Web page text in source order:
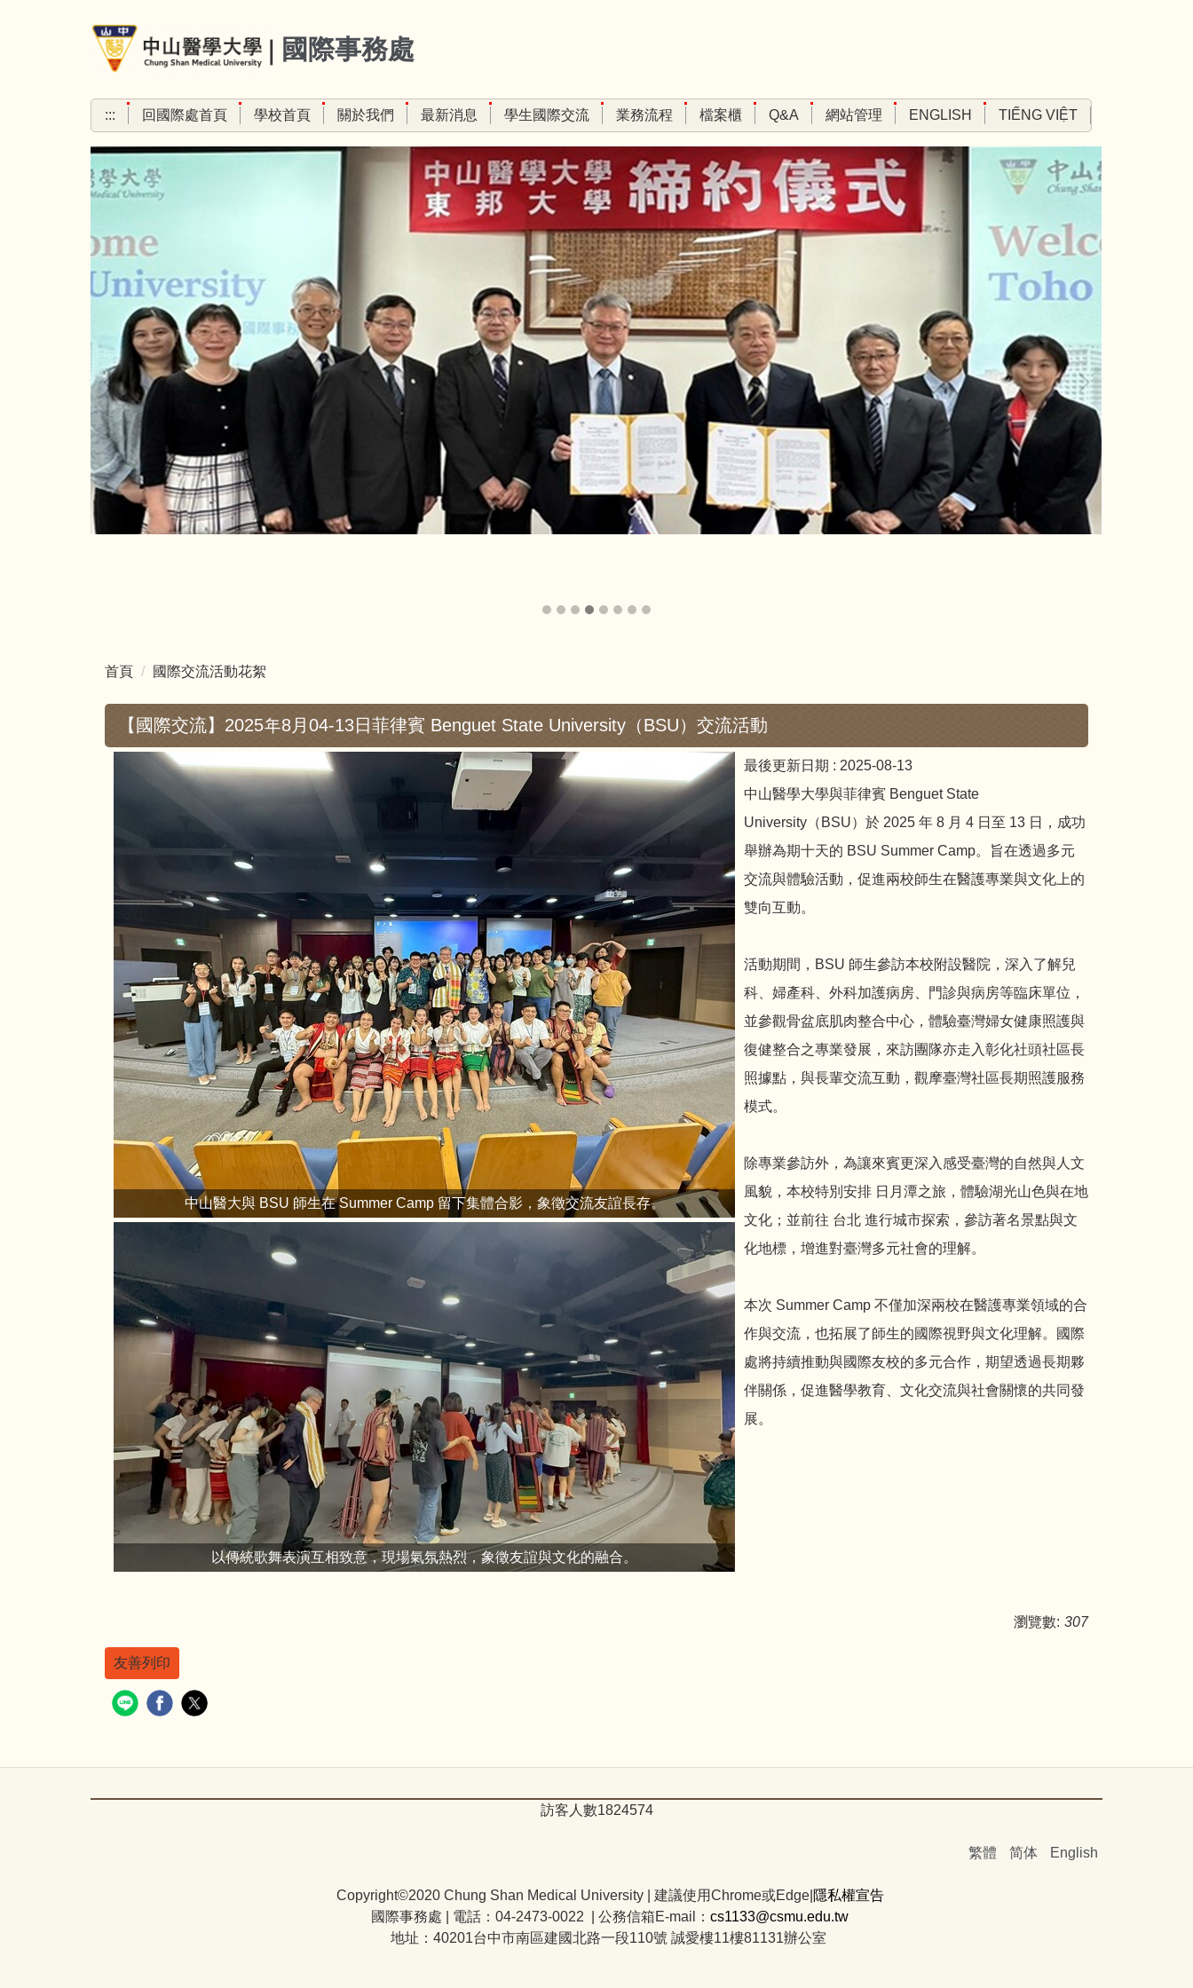
國際事務處
::: 回國際處首頁 學校首頁 關於我們 最新消息 學生國際交流 業務流程 檔案櫃 Q&A 網站管理 ENGLISH TIẾNG VIỆT
首頁 國際交流活動花絮
【國際交流】2025年8月04-13日菲律賓 Benguet State University（BSU）交流活動
中山醫大與 BSU 師生在 Summer Camp 留下集體合影，象徵交流友誼長存。
以傳統歌舞表演互相致意，現場氣氛熱烈，象徵友誼與文化的融合。
最後更新日期 : 2025-08-13
中山醫學大學與菲律賓 Benguet State
University（BSU）於 2025 年 8 月 4 日至 13 日，成功
舉辦為期十天的 BSU Summer Camp。旨在透過多元
交流與體驗活動，促進兩校師生在醫護專業與文化上的
雙向互動。
活動期間，BSU 師生參訪本校附設醫院，深入了解兒
科、婦產科、外科加護病房、門診與病房等臨床單位，
並參觀骨盆底肌肉整合中心，體驗臺灣婦女健康照護與
復健整合之專業發展，來訪團隊亦走入彰化社頭社區長
照據點，與長輩交流互動，觀摩臺灣社區長期照護服務
模式。
除專業參訪外，為讓來賓更深入感受臺灣的自然與人文
風貌，本校特別安排 日月潭之旅，體驗湖光山色與在地
文化；並前往 台北 進行城市探索，參訪著名景點與文
化地標，增進對臺灣多元社會的理解。
本次 Summer Camp 不僅加深兩校在醫護專業領域的合
作與交流，也拓展了師生的國際視野與文化理解。國際
處將持續推動與國際友校的多元合作，期望透過長期夥
伴關係，促進醫學教育、文化交流與社會關懷的共同發
展。
瀏覽數: 307
友善列印
訪客人數1824574
繁體 简体 English
Copyright©2020 Chung Shan Medical University | 建議使用Chrome或Edge| 隱私權宣告
國際事務處
電話：04-2473-0022 | 公務信箱E-mail： cs1133@csmu.edu.tw
地址：40201台中市南區建國北路一段110號 誠愛樓11樓81131辦公室